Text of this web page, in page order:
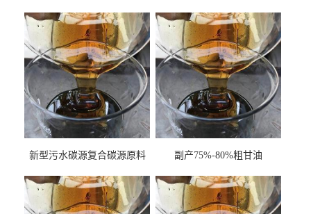
新型污水碳源复合碳源原料
副产75%-80%粗甘油